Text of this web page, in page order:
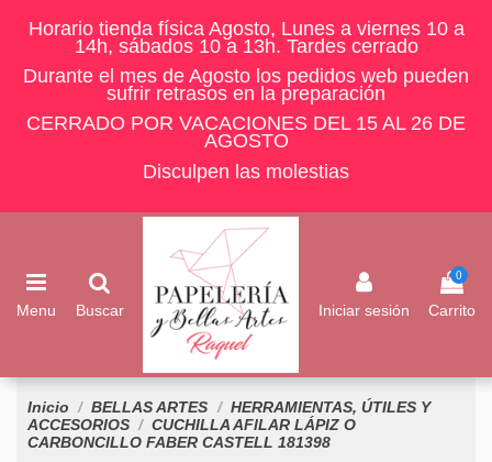
Horario tienda física Agosto, Lunes a viernes 10 a
14h, sábados 10 a 13h. Tardes cerrado
Durante el mes de Agosto los pedidos web pueden
sufrir retrasos en la preparación
CERRADO POR VACACIONES DEL 15 AL 26 DE
AGOSTO
Disculpen las molestias
Menu Buscar Iniciar sesión
0
Carrito
Inicio BELLAS ARTES
HERRAMIENTAS, ÚTILES Y
ACCESORIOS
CUCHILLA AFILAR LÁPIZ O
CARBONCILLO FABER CASTELL 181398